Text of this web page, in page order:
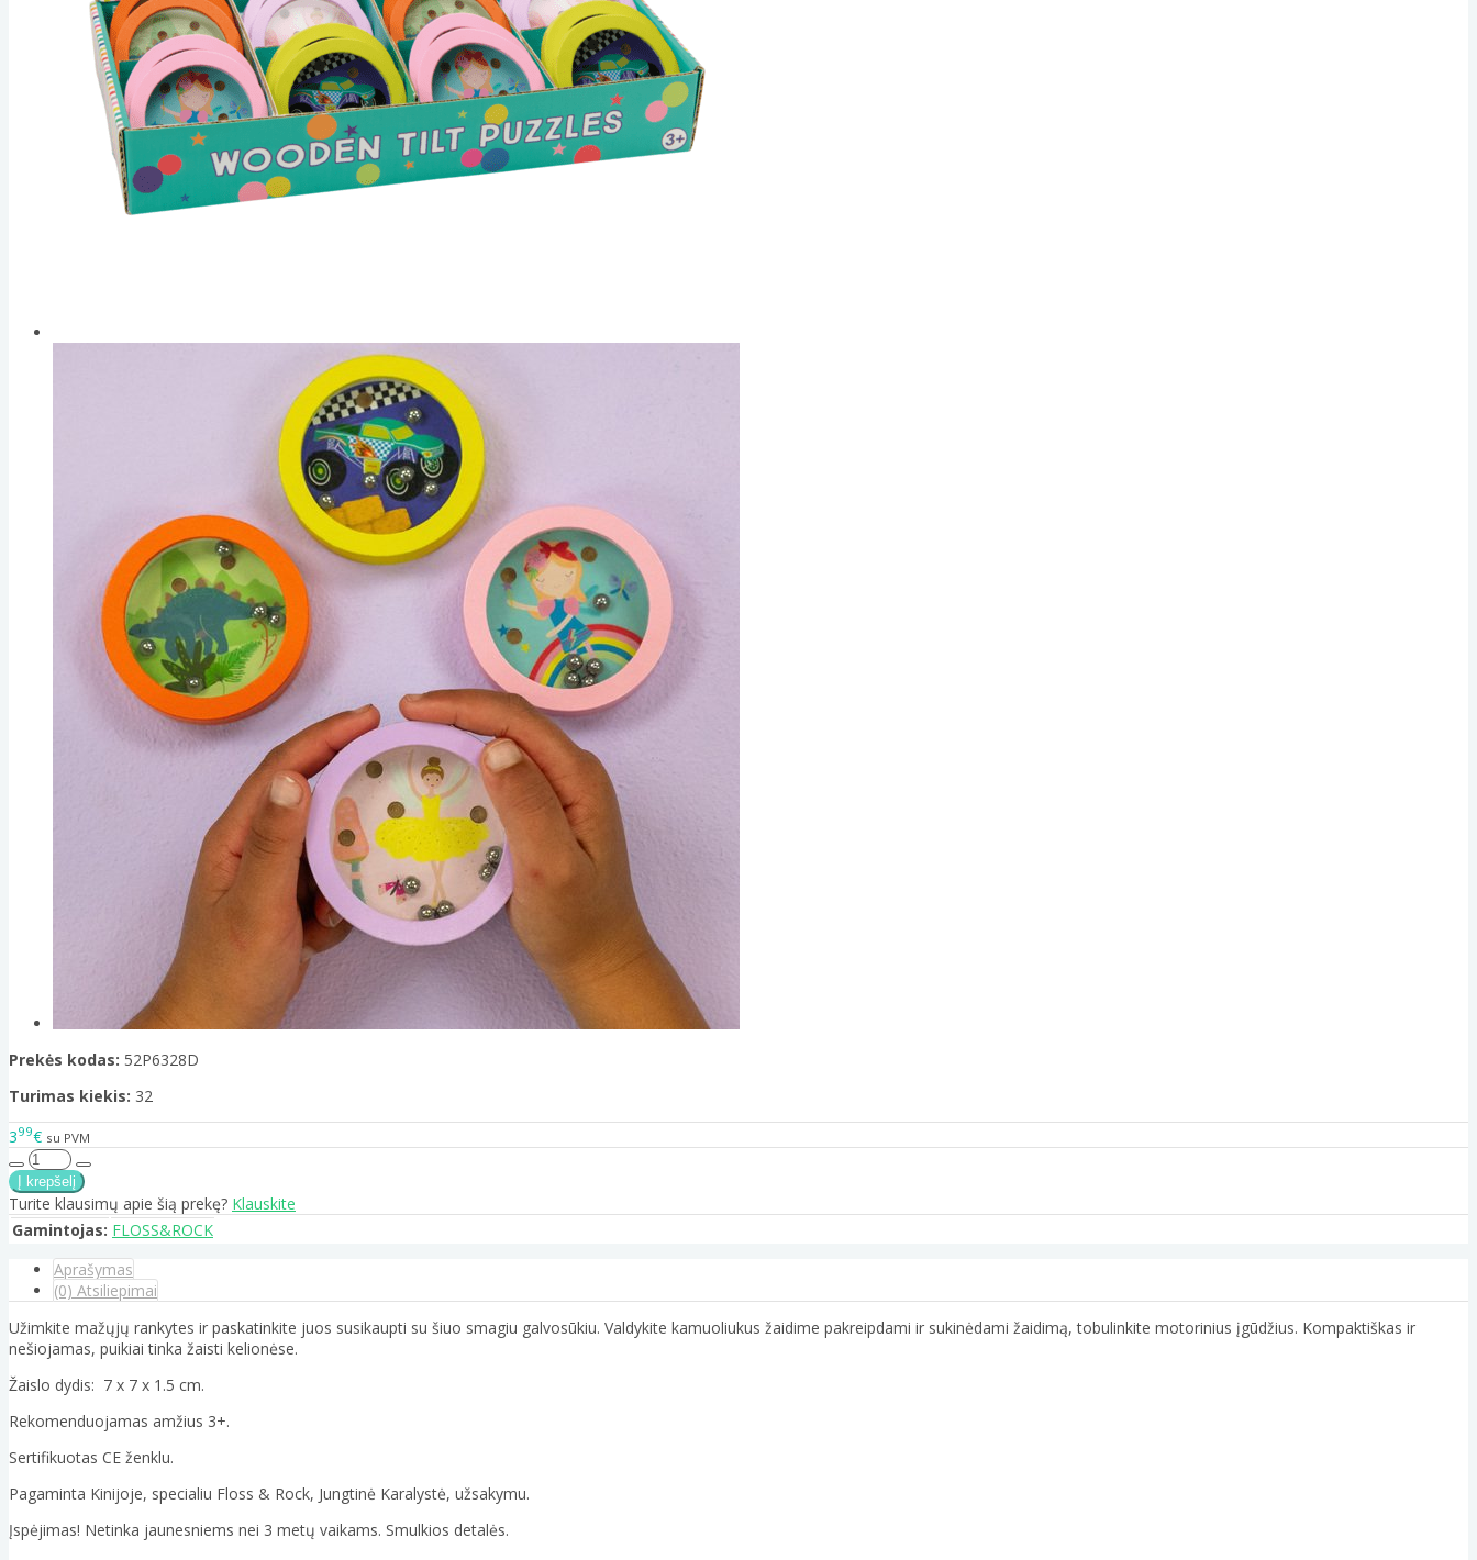
Prekės kodas: 52P6328D
Turimas kiekis: 32
399€ su PVM
Turite klausimų apie šią prekę? Klauskite
Gamintojas: FLOSS&ROCK
Aprašymas
(0) Atsiliepimai
Užimkite mažųjų rankytes ir paskatinkite juos susikaupti su šiuo smagiu galvosūkiu. Valdykite kamuoliukus žaidime pakreipdami ir sukinėdami žaidimą, tobulinkite motorinius įgūdžius. Kompaktiškas ir
nešiojamas, puikiai tinka žaisti kelionėse.
Žaislo dydis: 7 x 7 x 1.5 cm.
Rekomenduojamas amžius 3+.
Sertifikuotas CE ženklu.
Pagaminta Kinijoje, specialiu Floss & Rock, Jungtinė Karalystė, užsakymu.
Įspėjimas! Netinka jaunesniems nei 3 metų vaikams. Smulkios detalės.